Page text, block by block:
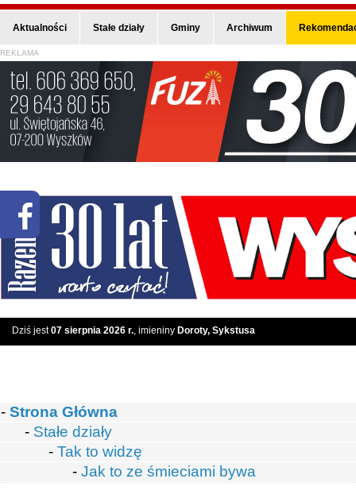
Aktualności Stałe działy Gminy Archiwum
REKLAMA
Dziś jest07 sierpnia 2026 r., imieniny Doroty, Sykstusa
- Strona Główna
- Stałe działy
- Tak to widzę
- Jak to ze śmieciami bywa